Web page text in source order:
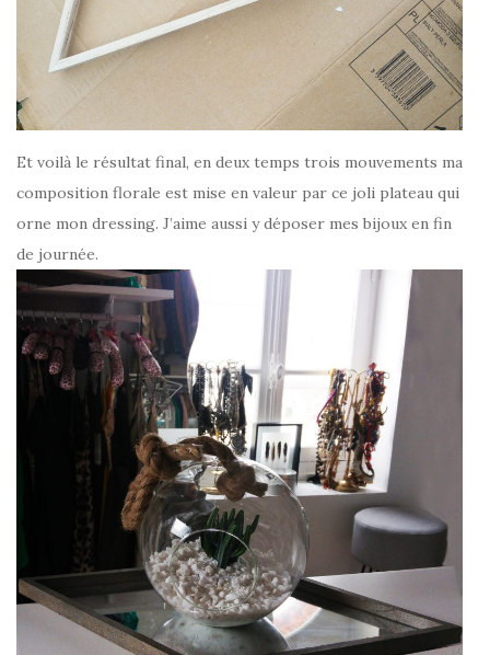
Et voilà le résultat final, en deux temps trois mouvements ma
composition florale est mise en valeur par ce joli plateau qui
orne mon dressing. J’aime aussi y déposer mes bijoux en fin
de journée.